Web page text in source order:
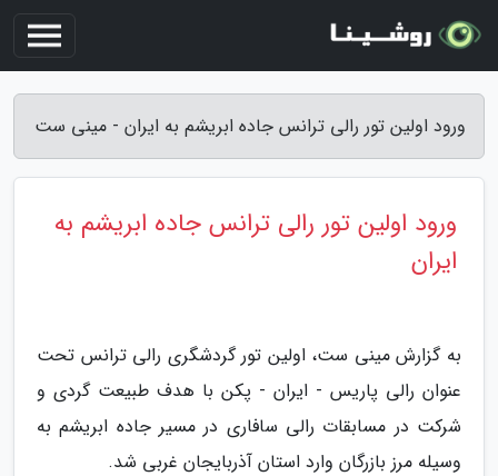
ورود اولین تور رالی ترانس جاده ابریشم به ایران - مینی ست
ورود اولین تور رالی ترانس جاده ابریشم به
ایران
به گزارش مینی ست، اولین تور گردشگری رالی ترانس تحت
عنوان رالی پاریس - ایران - پکن با هدف طبیعت گردی و
شرکت در مسابقات رالی سافاری در مسیر جاده ابریشم به
وسیله مرز بازرگان وارد استان آذربایجان غربی شد.